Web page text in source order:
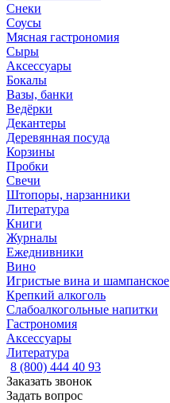
Снеки
Соусы
Мясная гастрономия
Сыры
Аксессуары
Бокалы
Вазы, банки
Ведёрки
Декантеры
Деревянная посуда
Корзины
Пробки
Свечи
Штопоры, нарзанники
Литература
Книги
Журналы
Ежеднивники
Вино
Игристые вина и шампанское
Крепкий алкоголь
Слабоалкогольные напитки
Гастрономия
Аксессуары
Литература
8 (800) 444 40 93
Заказать звонок
Задать вопрос